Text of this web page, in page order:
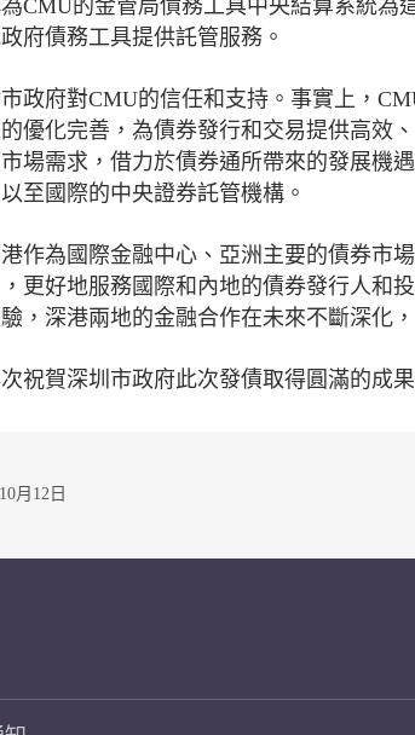
CMU的金管局債務工具中央結算系統
府債務工具提供託管服務。
政府對CMU的信任和支持。事實上，
優化完善，為債券發行和交易提供高效
場需求，借力於債券通所帶來的發展機
至國際的中央證券託管機構。
作為國際金融中心、亞洲主要的債券市
更好地服務國際和內地的債券發行人和
，深港兩地的金融合作在未來不斷深化
祝賀深圳市政府此次發債取得圓滿的成果
月12日